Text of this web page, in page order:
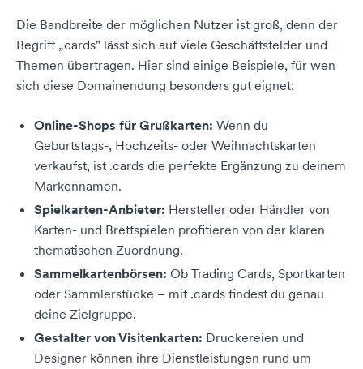
Die Bandbreite der möglichen Nutzer ist groß, denn der
Begriff „cards" lässt sich auf viele Geschäftsfelder und
Themen übertragen. Hier sind einige Beispiele, für wen
sich diese Domainendung besonders gut eignet:
Online-Shops für Grußkarten: Wenn du
Geburtstags-, Hochzeits- oder Weihnachtskarten
verkaufst, ist .cards die perfekte Ergänzung zu deinem
Markennamen.
Spielkarten-Anbieter: Hersteller oder Händler von
Karten- und Brettspielen profitieren von der klaren
thematischen Zuordnung.
Sammelkartenbörsen: Ob Trading Cards, Sportkarten
oder Sammlerstücke – mit .cards findest du genau
deine Zielgruppe.
Gestalter von Visitenkarten: Druckereien und
Designer können ihre Dienstleistungen rund um